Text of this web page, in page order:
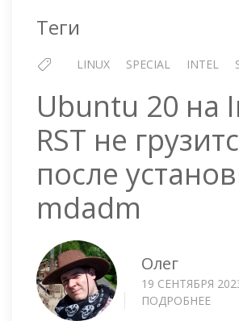
Теги
LINUX SPECIAL INTEL
Ubuntu 20 на
RST не
после
mdadm
Олег
19 СЕНТЯБРЯ
ПОДРОБНЕЕ